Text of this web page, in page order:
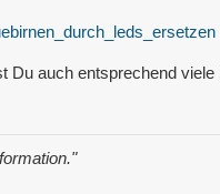
auch entsprechend viele